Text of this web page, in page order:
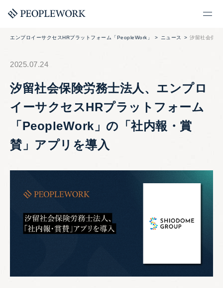
エンプロイーサクセスHRプラットフォーム「PeopleWork」 ニュース 汐留社会保険
2025.07.24
汐留社会保険労務士法人、エンプロ
イーサクセスHRプラットフォーム
「PeopleWork」の「社内報・賞
賛」アプリを導入